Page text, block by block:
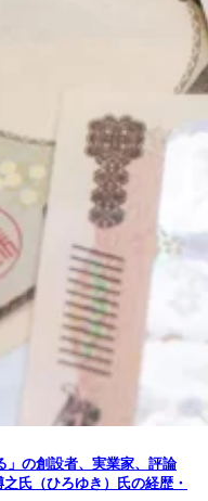
」の創設者、実業家、評論
氏（ひろゆき）氏の経歴・